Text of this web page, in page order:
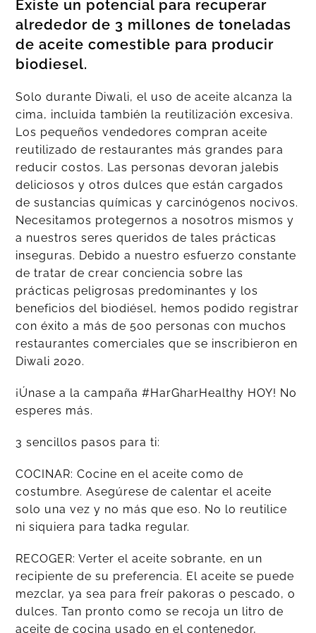
Existe un potencial para recuperar
alrededor de 3 millones de toneladas
de aceite comestible para producir
biodiesel.
Solo durante Diwali, el uso de aceite alcanza la
cima, incluida también la reutilización excesiva.
Los pequeños vendedores compran aceite
reutilizado de restaurantes más grandes para
reducir costos. Las personas devoran jalebis
deliciosos y otros dulces que están cargados
de sustancias químicas y carcinógenos nocivos.
Necesitamos protegernos a nosotros mismos y
a nuestros seres queridos de tales prácticas
inseguras. Debido a nuestro esfuerzo constante
de tratar de crear conciencia sobre las
prácticas peligrosas predominantes y los
beneficios del biodiésel, hemos podido registrar
con éxito a más de 500 personas con muchos
restaurantes comerciales que se inscribieron en
Diwali 2020.
¡Únase a la campaña #HarGharHealthy HOY! No
esperes más.
3 sencillos pasos para ti:
COCINAR: Cocine en el aceite como de
costumbre. Asegúrese de calentar el aceite
solo una vez y no más que eso. No lo reutilice
ni siquiera para tadka regular.
RECOGER: Verter el aceite sobrante, en un
recipiente de su preferencia. El aceite se puede
mezclar, ya sea para freír pakoras o pescado, o
dulces. Tan pronto como se recoja un litro de
aceite de cocina usado en el contenedor,